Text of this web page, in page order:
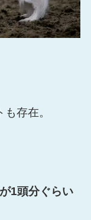
存在。
1頭分ぐらい